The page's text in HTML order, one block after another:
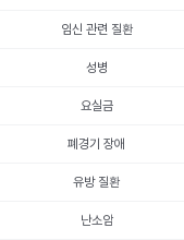
임신 관련 질환
성병
요실금
폐경기 장애
유방 질환
난소암